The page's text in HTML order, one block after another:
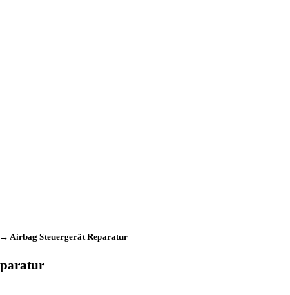
→ Airbag Steuergerät Reparatur